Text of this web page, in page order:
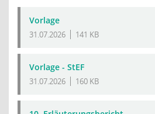
Vorlage
31.07.2026 141 KB
Vorlage - StEF
31.07.2026 160 KB